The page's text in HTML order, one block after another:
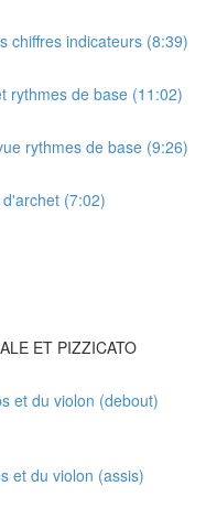
chiffres indicateurs (8:39)
rythmes de base (11:02)
rythmes de base (9:26)
(7:02)
ET PIZZICATO
et du violon (debout)
et du violon (assis)